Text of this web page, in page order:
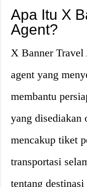
Apa Itu X
Agent?
X Banner Travel
agent yang
membantu
yang disediakan
mencakup tiket
transportasi
tentang